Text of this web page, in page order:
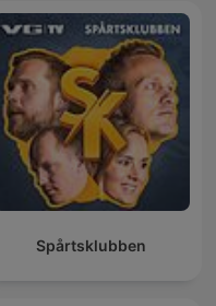
Spårtsklubben